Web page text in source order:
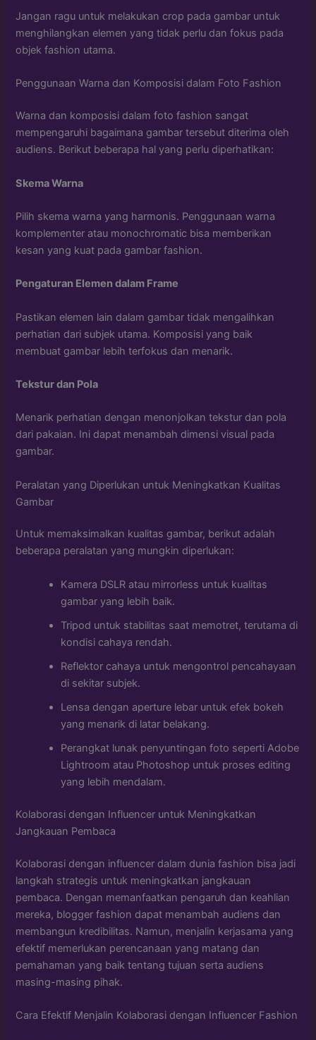
Jangan ragu untuk melakukan crop pada gambar untuk
menghilangkan elemen yang tidak perlu dan fokus pada
objek fashion utama.
Penggunaan Warna dan Komposisi dalam Foto Fashion
Warna dan komposisi dalam foto fashion sangat
mempengaruhi bagaimana gambar tersebut diterima oleh
audiens. Berikut beberapa hal yang perlu diperhatikan:
Skema Warna
Pilih skema warna yang harmonis. Penggunaan warna
komplementer atau monochromatic bisa memberikan
kesan yang kuat pada gambar fashion.
Pengaturan Elemen dalam Frame
Pastikan elemen lain dalam gambar tidak mengalihkan
perhatian dari subjek utama. Komposisi yang baik
membuat gambar lebih terfokus dan menarik.
Tekstur dan Pola
Menarik perhatian dengan menonjolkan tekstur dan pola
dari pakaian. Ini dapat menambah dimensi visual pada
gambar.
Peralatan yang Diperlukan untuk Meningkatkan Kualitas
Gambar
Untuk memaksimalkan kualitas gambar, berikut adalah
beberapa peralatan yang mungkin diperlukan:
Kamera DSLR atau mirrorless untuk kualitas
gambar yang lebih baik.
Tripod untuk stabilitas saat memotret, terutama di
kondisi cahaya rendah.
Reflektor cahaya untuk mengontrol pencahayaan
di sekitar subjek.
Lensa dengan aperture lebar untuk efek bokeh
yang menarik di latar belakang.
Perangkat lunak penyuntingan foto seperti Adobe
Lightroom atau Photoshop untuk proses editing
yang lebih mendalam.
Kolaborasi dengan Influencer untuk Meningkatkan
Jangkauan Pembaca
Kolaborasi dengan influencer dalam dunia fashion bisa jadi
langkah strategis untuk meningkatkan jangkauan
pembaca. Dengan memanfaatkan pengaruh dan keahlian
mereka, blogger fashion dapat menambah audiens dan
membangun kredibilitas. Namun, menjalin kerjasama yang
efektif memerlukan perencanaan yang matang dan
pemahaman yang baik tentang tujuan serta audiens
masing-masing pihak.
Cara Efektif Menjalin Kolaborasi dengan Influencer Fashion